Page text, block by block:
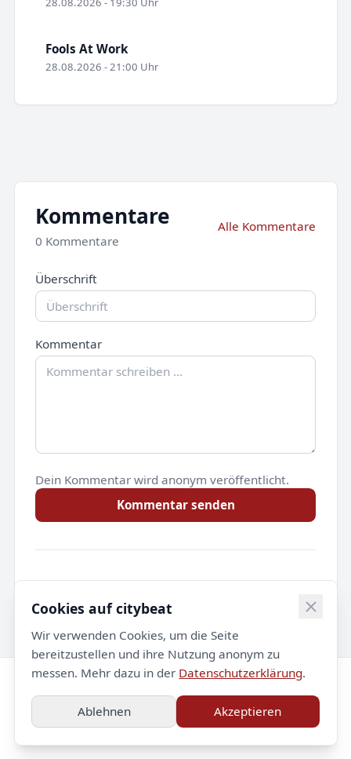
Fools At Work
28.08.2026 - 21:00 Uhr
Kommentare
0 Kommentare
Alle Kommentare
Überschrift
Kommentar
Dein Kommentar wird anonym veröffentlicht.
Kommentar senden
Noch keine Kommentare.
© 2026 citybeat. Alle Rechte vorbehalten.
Impressum
Datenschutz Kontakt
Cookies auf citybeat
Wir verwenden Cookies, um die Seite
bereitzustellen und ihre Nutzung anonym zu
messen. Mehr dazu in der Datenschutzerklärung.
Ablehnen Akzeptieren